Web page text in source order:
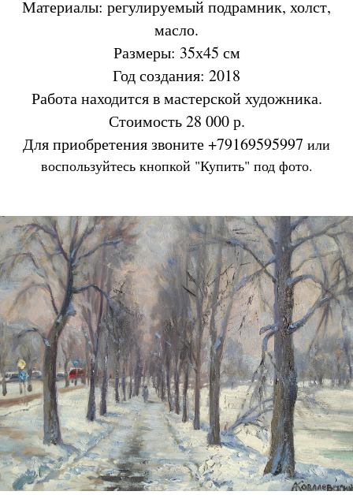
Материалы: регулируемый подрамник, холст,
масло.
Размеры: 35х45 см
Год создания: 2018
Работа находится в мастерской художника.
Стоимость 28 000 р.
Для приобретения звоните +79169595997 или
воспользуйтесь кнопкой "Купить" под фото.